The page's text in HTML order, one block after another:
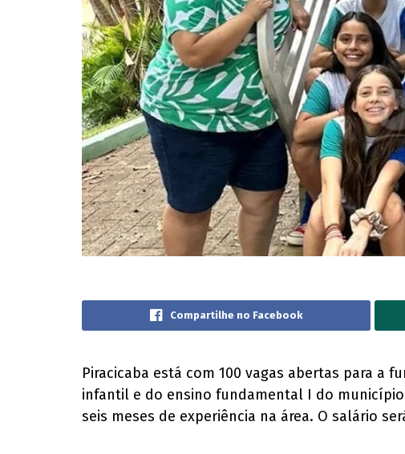
Compartilhe no Facebook
Piracicaba está com 100 vagas abertas para a
infantil e do ensino fundamental I do
seis meses de experiência na área. O salário